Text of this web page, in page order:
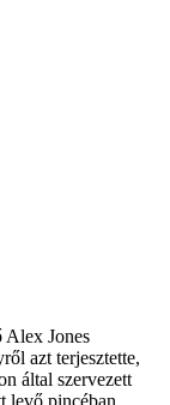
Alex Jones
azt terjesztette,
által szervezett
levő pincéban